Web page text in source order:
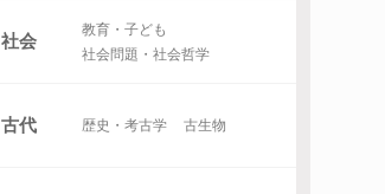
社会
教育・子ども
社会問題・社会哲学
古代 歴史・考古学 古生物